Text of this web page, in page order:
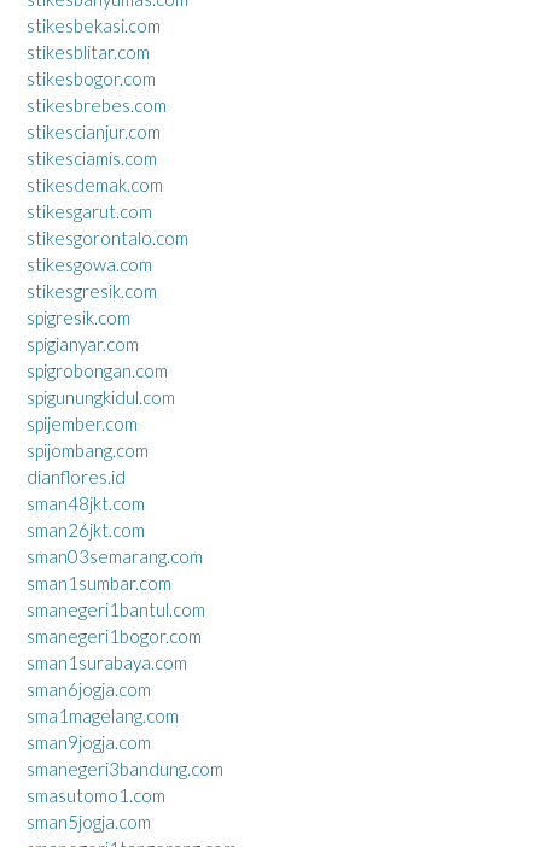
stikesbekasi.com
stikesblitar.com
stikesbogor.com
stikesbrebes.com
stikescianjur.com
stikesciamis.com
stikesdemak.com
stikesgarut.com
stikesgorontalo.com
stikesgowa.com
stikesgresik.com
spigresik.com
spigianyar.com
spigrobongan.com
spigunungkidul.com
spijember.com
spijombang.com
dianflores.id
sman48jkt.com
sman26jkt.com
sman03semarang.com
sman1sumbar.com
smanegeri1bantul.com
smanegeri1bogor.com
sman1surabaya.com
sman6jogja.com
sma1magelang.com
sman9jogja.com
smanegeri3bandung.com
smasutomo1.com
sman5jogja.com